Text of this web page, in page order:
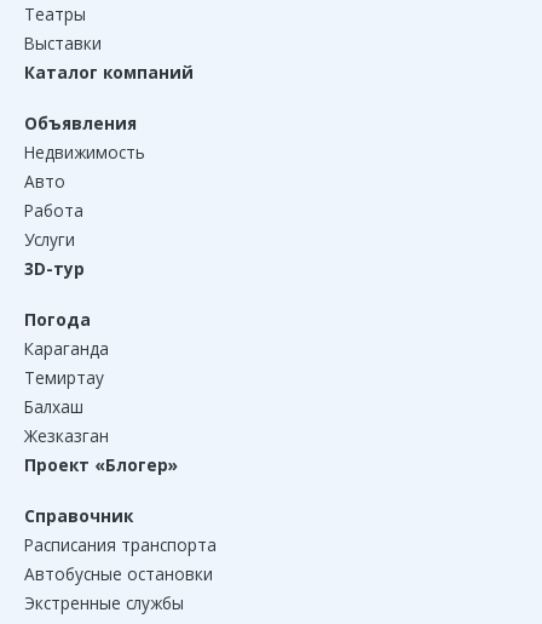
Театры
Выставки
Каталог компаний
Объявления
Недвижимость
Авто
Работа
Услуги
3D-тур
Погода
Караганда
Темиртау
Балхаш
Жезказган
Проект «Блогер»
Справочник
Расписания транспорта
Автобусные остановки
Экстренные службы